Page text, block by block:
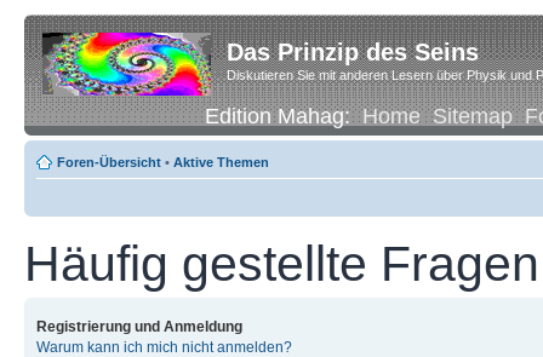
Das Prinzip des Seins
Diskutieren Sie mit anderen Lesern über Physik und
Edition Mahag:Home Sitemap
Foren-Übersicht • Aktive Themen
Häufig gestellte Fragen
Registrierung und Anmeldung
Warum kann ich mich nicht anmelden?